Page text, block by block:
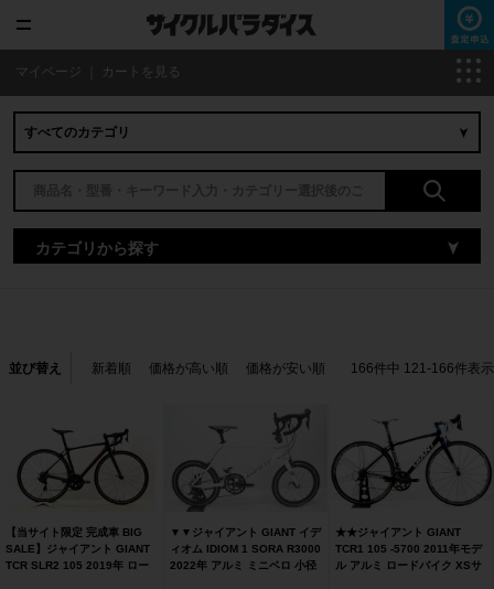
マイページ カートを見る
カテゴリから探す
並び替え 新着順 価格が高い順 価格が安い順 166件中 121-166件表示
【当サイト限定 完成車 BIG
SALE】ジャイアント GIANT
TCR SLR2 105 2019年 ロー
▼▼ジャイアント GIANT イデ
ィオム IDIOM 1 SORA R3000
2022年 アルミ ミニベロ 小径
★★ジャイアント GIANT
TCR1 105 -5700 2011年モデ
ル アルミ ロードバイク XSサ